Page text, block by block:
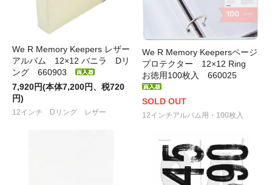
We R Memory Keepers レザー
アルバム 12×12 バニラ Dリ
ング 660903
7,920円(本体7,200円、税720
円)
12インチ Dリング レザー
We R Memory Keepersページ
プロテクター 12×12 Ring
お徳用100枚入 660025
SOLD OUT
12インチアルバム用・100枚入